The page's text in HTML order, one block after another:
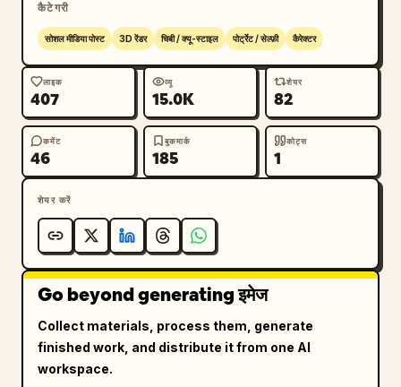
कैटेगरी
सोशल मीडिया पोस्ट 3D रेंडर चिबी / क्यू-स्टाइल पोर्ट्रेट / सेल्फ़ी कैरेक्टर
लाइक
407
व्यू
15.0K
शेयर
82
कमेंट
46
बुकमार्क
185
कोट्स
1
शेयर करें
Go beyond generating इमेज
Collect materials, process them, generate
finished work, and distribute it from one AI
workspace.